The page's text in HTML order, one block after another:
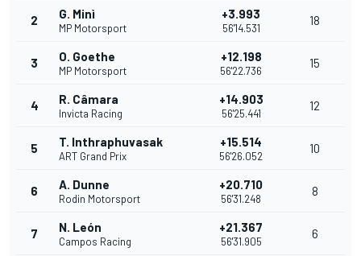
2 G. Minì
MP Motorsport
+3.993
56'14.531
18
3 O. Goethe
MP Motorsport
+12.198
56'22.736
15
4 R. Câmara
Invicta Racing
+14.903
56'25.441
12
5 T. Inthraphuvasak
ART Grand Prix
+15.514
56'26.052
10
6 A. Dunne
Rodin Motorsport
+20.710
56'31.248
8
7 N. León
Campos Racing
+21.367
56'31.905
6